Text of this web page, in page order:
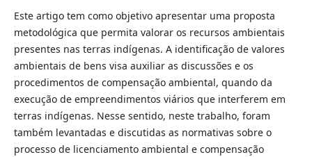
Este artigo tem como objetivo apresentar uma proposta
metodológica que permita valorar os recursos ambientais
presentes nas terras indígenas. A identificação de valores
ambientais de bens visa auxiliar as discussões e os
procedimentos de compensação ambiental, quando da
execução de empreendimentos viários que interferem em
terras indígenas. Nesse sentido, neste trabalho, foram
também levantadas e discutidas as normativas sobre o
processo de licenciamento ambiental e compensação